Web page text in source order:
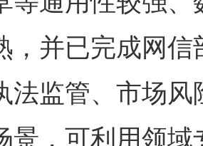
，并已完成网
法监管、市场
景，可利用领